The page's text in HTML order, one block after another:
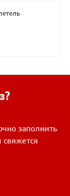
заполнить
свяжется